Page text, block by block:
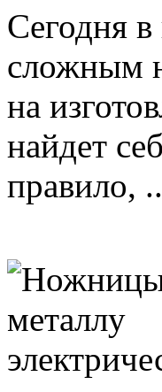
Сегодня в
сложным
на
найдет
правило,